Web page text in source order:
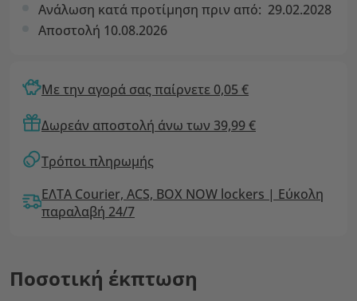
Ανάλωση κατά προτίμηση πριν από: 29.02.2028
Αποστολή 10.08.2026
Με την αγορά σας παίρνετε 0,05 €
Δωρεάν αποστολή άνω των 39,99 €
Τρόποι πληρωμής
ΕΛΤΑ Courier, ACS, BOX NOW lockers | Εύκολη
παραλαβή 24/7
Ποσοτική έκπτωση